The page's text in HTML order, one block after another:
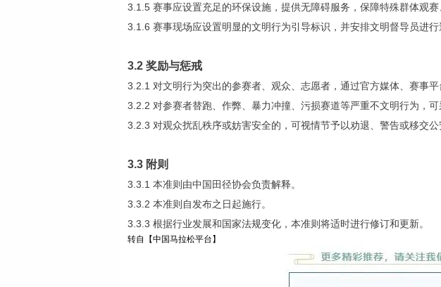
3.1.5 赛事应设置充足的环保设施，提供无障碍服务，保障特殊群体观赛
3.1.6 赛事现场应设置明显的文明行为引导标识，并安排文明督导员进行
3.2 奖励与惩戒
3.2.1 对文明行为突出的参赛者、观众、志愿者，通过官方媒体、赛事
3.2.2 对参赛者替跑、作弊、暴力冲撞、污损赛道等严重不文明行为，
3.2.3 对观众扰乱秩序或妨害安全的，可视情节予以劝退、警告或移交公
3.3 附则
3.3.1 本准则由中国田径协会负责解释。
3.3.2 本准则自发布之日起施行。
3.3.3 根据行业发展和国家法规变化，本准则将适时进行修订和更新。
转自【中国马拉松平台】